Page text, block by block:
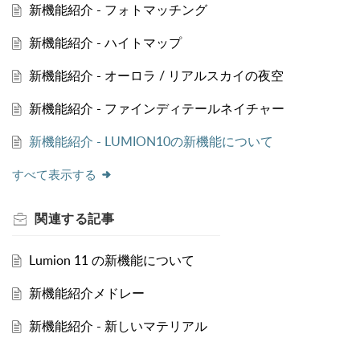
新機能紹介 - フォトマッチング
新機能紹介 - ハイトマップ
新機能紹介 - オーロラ / リアルスカイの夜空
新機能紹介 - ファインディテールネイチャー
新機能紹介 - LUMION10の新機能について
すべて表示する
関連する記事
Lumion 11 の新機能について
新機能紹介メドレー
新機能紹介 - 新しいマテリアル